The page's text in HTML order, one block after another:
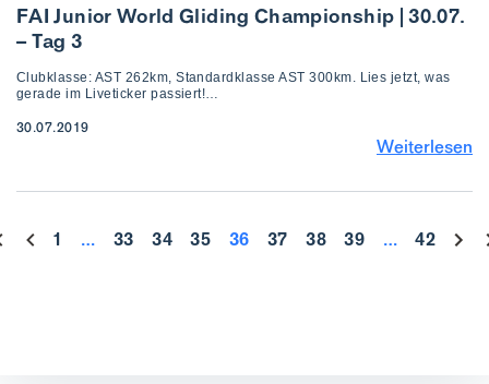
FAI Junior World Gliding Championship | 30.07.
– Tag 3
Clubklasse: AST 262km, Standardklasse AST 300km. Lies jetzt, was
gerade im Liveticker passiert!…
30.07.2019
Weiterlesen
1 … 33 34 35 36 37 38 39 … 42